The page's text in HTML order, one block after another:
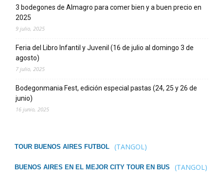
3 bodegones de Almagro para comer bien y a buen precio en
2025
9 julio, 2025
Feria del Libro Infantil y Juvenil (16 de julio al domingo 3 de
agosto)
7 julio, 2025
Bodegonmania Fest, edición especial pastas (24, 25 y 26 de
junio)
16 junio, 2025
TOUR BUENOS AIRES FUTBOL (TANGOL)
BUENOS AIRES EN EL MEJOR CITY TOUR EN BUS (TANGOL)